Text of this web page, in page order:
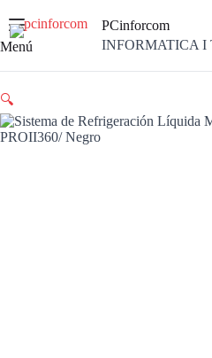
contenido
Menú
PCinforcom
INFORMATICA I
🔍